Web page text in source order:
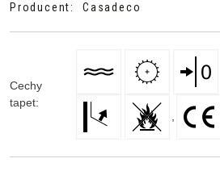
Producent: Casadeco
Cechy
tapet: